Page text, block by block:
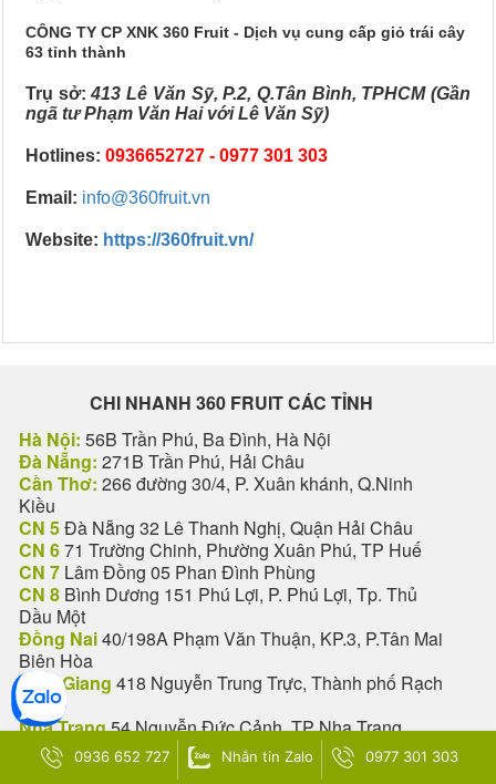
CÔNG TY CP XNK 360 Fruit - Dịch vụ cung cấp giỏ trái cây
63 tỉnh thành
Trụ sở: 413 Lê Văn Sỹ, P.2, Q.Tân Bình, TPHCM (Gần
ngã tư Phạm Văn Hai với Lê Văn Sỹ)
Hotlines: 0936652727 - 0977 301 303
Email: info@360fruit.vn
Website: https://360fruit.vn/
CHI NHANH 360 FRUIT CÁC TỈNH
Hà Nội: 56B Trần Phú, Ba Đình, Hà Nội
Đà Nẵng: 271B Trần Phú, Hải Châu
Cần Thơ: 266 đường 30/4, P. Xuân khánh, Q.Ninh
Kiều
CN 5Đà Nẵng 32 Lê Thanh Nghị, Quận Hải Châu
CN 671 Trường Chinh, Phường Xuân Phú, TP Huế
CN 7 Lâm Đồng 05 Phan Đình Phùng
CN 8 Bình Dương 151 Phú Lợi, P. Phú Lợi, Tp. Thủ
Dầu Một
Đồng Nai40/198A Phạm Văn Thuận, KP.3, P.Tân Mai
Biên Hòa
Kiên Giang 418 Nguyễn Trung Trực, Thành phố Rạch
Giá
Nha Trang54 Nguyễn Đức Cảnh, TP Nha Trang
Vũng Tàu185B Phạm Hồng Thái, Phường 7
Quảng Nam
61 Nguyễn Du, Tp Tam Kỳ
0936 652 727 Nhắn tin Zalo 0977 301 303